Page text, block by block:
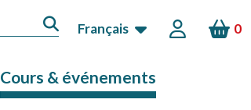
Français 0
Cours & événements